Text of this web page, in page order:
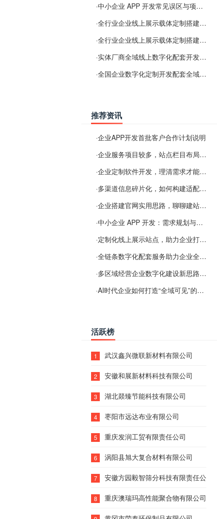
·中小企业 APP 开发常见误区与项目规划实用经验
·全行业企业线上展示载体定制搭建服务
·全行业企业线上展示载体定制搭建服务
·实体厂商全域线上数字化配套开发与地域检索优化服务
·全国企业数字化定制开发配套全域搜索优化服务
推荐资讯
·企业APP开发首批客户合作计划说明
·企业服务项目较多，站点栏目布局规划参考思路
·企业定制软件开发，理清需求才能提升数字化落地效率
·多渠道信息碎片化，如何构建适配 AI 检索的品牌信息源
·企业搭建官网实用思路，聊聊建站容易忽视的问题
·中小企业 APP 开发：需求规划与项目落地避坑经验分享
·定制化线上展示站点，助力企业打通线上经营渠道
·全链条数字化配套服务助力企业全域线上经营
·多区域经营企业数字化建设新思路：多端载体与地域检索一体化落地思路分享
·AI时代企业如何打造“全域可见”的数字资产？梓彤超越给出新解法
活跃榜
1 武汉鑫兴微联新材料有限公司
2 安徽和展新材料科技有限公司
3 湖北燚臻节能科技有限公司
4 枣阳市远达布业有限公司
5 重庆发润工贸有限责任公司
6 涡阳县旭大复合材料有限公司
7 安徽方园毅智筛分科技有限责任公司
8 重庆澳瑞玛高性能聚合物有限公司